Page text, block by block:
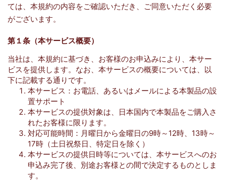
ては、本規約の内容をご確認いただき、ご同意いただく必要
がございます。
第１条（本サービス概要）
当社は、本規約に基づき、お客様のお申込みにより、本サー
ビスを提供します。なお、本サービスの概要については、以
下に記載する通りです。
本サービス：お電話、あるいはメールによる本製品の設
置サポート
本サービスの提供対象は、日本国内で本製品をご購入さ
れたお客様に限ります。
対応可能時間：月曜日から金曜日の9時～12時、13時～
17時（土日祝祭日、特定日を除く）
本サービスの提供日時等については、本サービスへのお
申込み完了後、別途お客様との間で決定するものとしま
す。